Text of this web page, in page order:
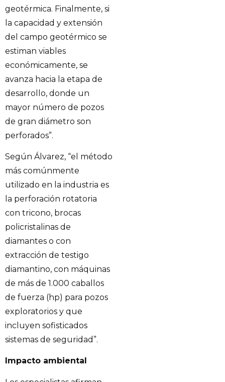
geotérmica. Finalmente, si
la capacidad y extensión
del campo geotérmico se
estiman viables
económicamente, se
avanza hacia la etapa de
desarrollo, donde un
mayor número de pozos
de gran diámetro son
perforados”.
Según Álvarez, “el método
más comúnmente
utilizado en la industria es
la perforación rotatoria
con tricono, brocas
policristalinas de
diamantes o con
extracción de testigo
diamantino, con máquinas
de más de 1.000 caballos
de fuerza (hp) para pozos
exploratorios y que
incluyen sofisticados
sistemas de seguridad”.
Impacto ambiental